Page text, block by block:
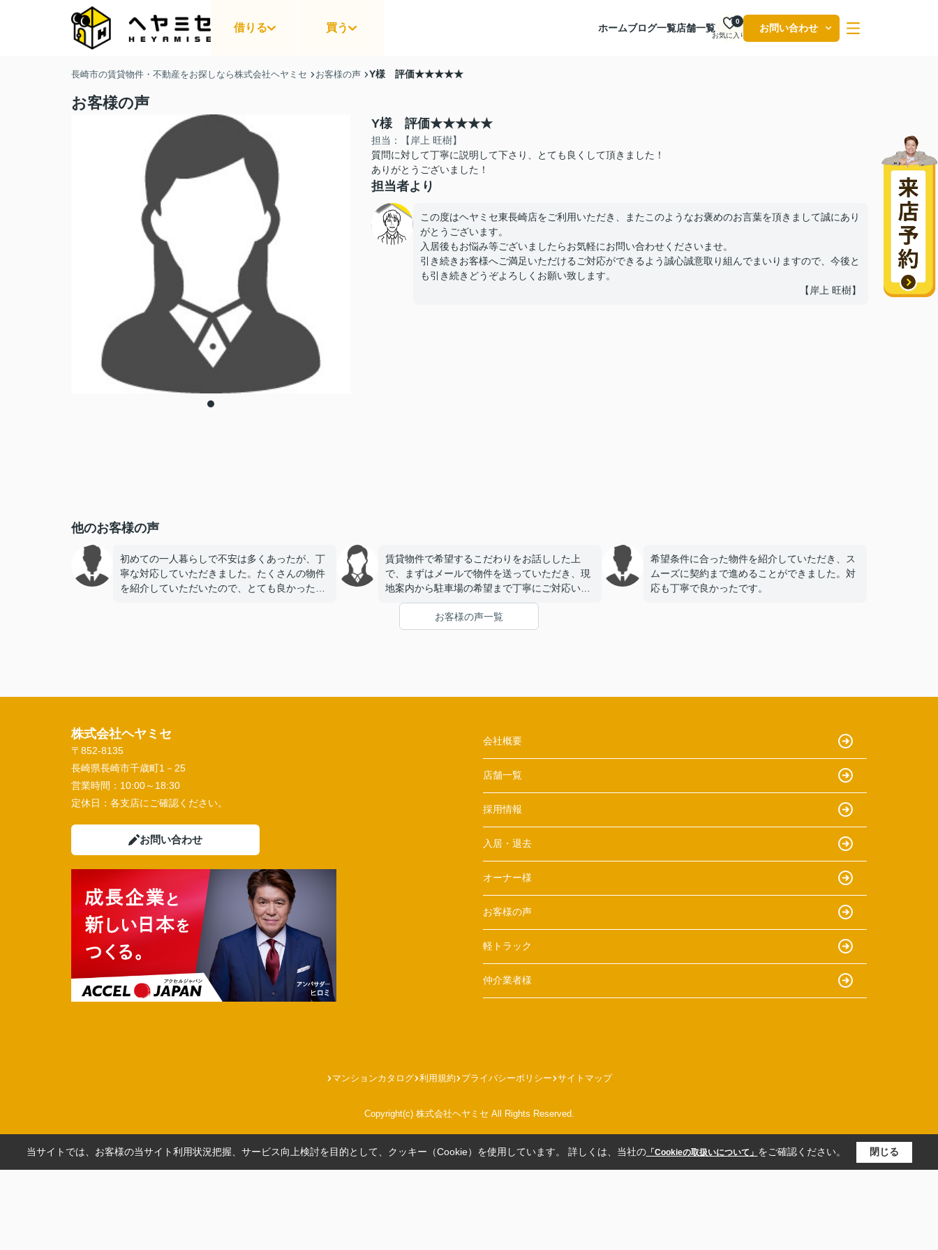
借りる 買う ホームブログ一覧店舗一覧
お気に入り
0
お問い合わせ
長崎市の賃貸物件・不動産をお探しなら株式会社ヘヤミセ お客様の声 Y様 評価★★★★★
お客様の声
Y様 評価★★★★★
担当：【岸上 旺樹】
質問に対して丁寧に説明して下さり、とても良くして頂きました！
ありがとうございました！
担当者より
この度はヘヤミセ東長崎店をご利用いただき、またこのようなお褒めのお言葉を頂きまして誠にあり
がとうございます。
入居後もお悩み等ございましたらお気軽にお問い合わせくださいませ。
引き続きお客様へご満足いただけるご対応ができるよう誠心誠意取り組んでまいりますので、今後と
も引き続きどうぞよろしくお願い致します。
【岸上 旺樹】
他のお客様の声
初めての一人暮らしで不安は多くあったが、丁
寧な対応していただきました。たくさんの物件
を紹介していただいたので、とても良かったで
賃貸物件で希望するこだわりをお話しした上
で、まずはメールで物件を送っていただき、現
地案内から駐車場の希望まで丁寧にご対応いた
だき、今回契約をさせていただきました。とて
も信頼できる会社様で安心してお任せできまし
た。感謝申し上げます。
希望条件に合った物件を紹介していただき、ス
ムーズに契約まで進めることができました。対
応も丁寧で良かったです。
お客様の声一覧
株式会社ヘヤミセ
〒852-8135
長崎県長崎市千歳町1－25
営業時間： 10:00～18:30
定休日： 各支店にご確認ください。
お問い合わせ
会社概要
店舗一覧
採用情報
入居・退去
オーナー様
お客様の声
軽トラック
仲介業者様
マンションカタログ 利用規約 プライバシーポリシー サイトマップ
Copyright(c) 株式会社ヘヤミセ All Rights Reserved.
当サイトでは、お客様の当サイト利用状況把握、サービス向上検討を目的として、クッキー（Cookie）を使用しています。 詳しくは、当社の「Cookieの取扱いについて」 をご確認ください。 閉じる